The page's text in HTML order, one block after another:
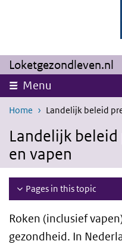
Loketgezondleven.nl
Menu
Home Landelijk beleid
Landelijk
en vapen
Pages in this topic
Roken (inclusief
gezondheid. In